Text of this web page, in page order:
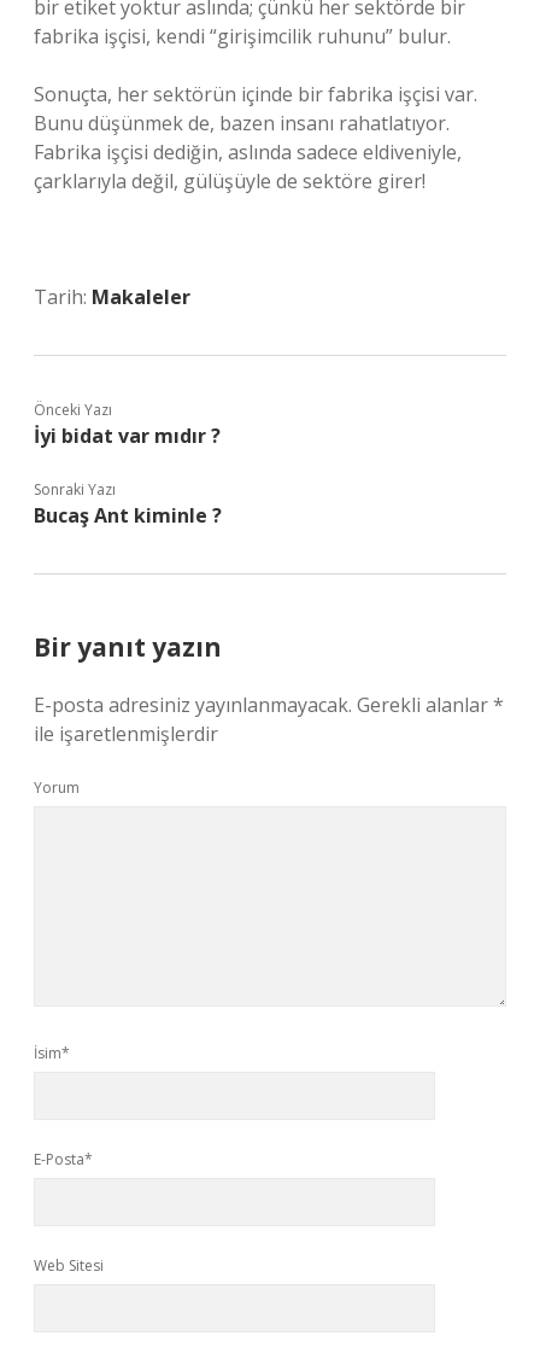
bir etiket yoktur aslında; çünkü her sektörde bir
fabrika işçisi, kendi “girişimcilik ruhunu” bulur.
Sonuçta, her sektörün içinde bir fabrika işçisi var.
Bunu düşünmek de, bazen insanı rahatlatıyor.
Fabrika işçisi dediğin, aslında sadece eldiveniyle,
çarklarıyla değil, gülüşüyle de sektöre girer!
Tarih: Makaleler
Önceki Yazı
İyi bidat var mıdır ?
Sonraki Yazı
Bucaş Ant kiminle ?
Bir yanıt yazın
E-posta adresiniz yayınlanmayacak. Gerekli alanlar*
ile işaretlenmişlerdir
Yorum
İsim*
E-Posta*
Web Sitesi